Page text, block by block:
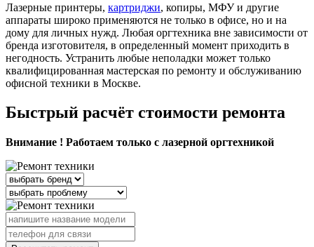
Лазерные принтеры, картриджи, копиры, МФУ и другие
аппараты широко применяются не только в офисе, но и на
дому для личных нужд. Любая оргтехника вне зависимости от
бренда изготовителя, в определенный момент приходить в
негодность. Устранить любые неполадки может только
квалифицированная мастерская по ремонту и обслуживанию
офисной техники в Москве.
Быстрый расчёт стоимости ремонта
Внимание ! Работаем только с лазерной оргтехникой